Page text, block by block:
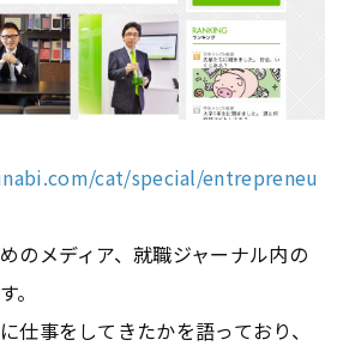
cat/special/entrepreneu
のメディア、就職ジャーナル内の
。
仕事をしてきたかを語っており、